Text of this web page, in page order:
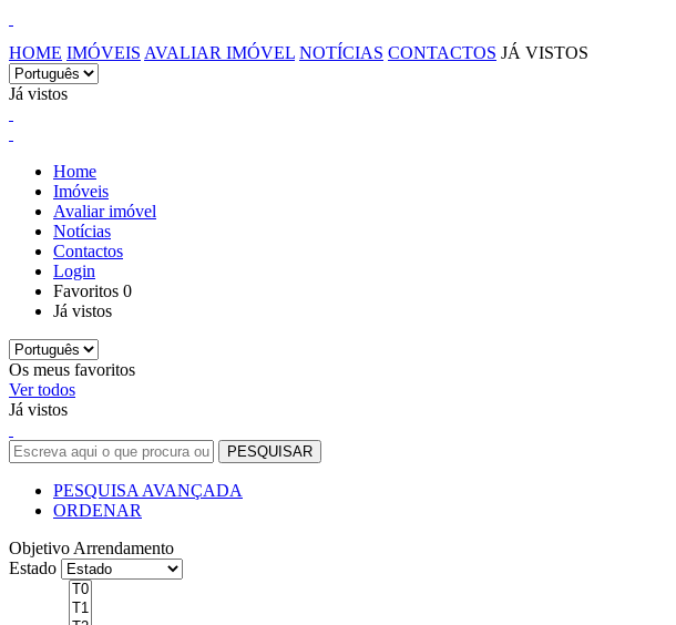
HOME IMÓVEIS AVALIAR IMÓVEL NOTÍCIAS CONTACTOS JÁ VISTOS
Já vistos
Home
Imóveis
Avaliar imóvel
Notícias
Contactos
Login
Favoritos 0
Já vistos
Os meus favoritos
Ver todos
Já vistos
PESQUISA AVANÇADA
ORDENAR
Objetivo Arrendamento
Estado